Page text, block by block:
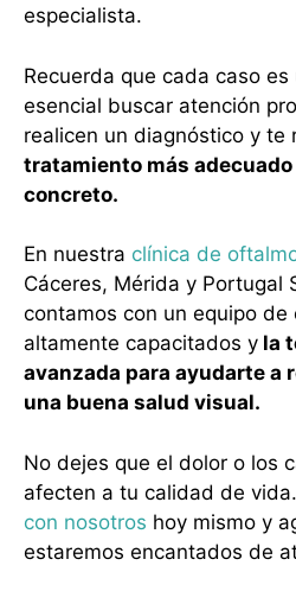
especialista.
Recuerda que cada caso
esencial buscar atención
realicen un diagnóstico y te
tratamiento más
concreto.
En nuestra clínica de
Cáceres, Mérida y Portugal
contamos con un equipo de
altamente capacitados y la
avanzada para ayudarte a
una buena salud visual.
No dejes que el dolor o los
afecten a tu calidad de
con nosotros hoy mismo y
estaremos encantados de